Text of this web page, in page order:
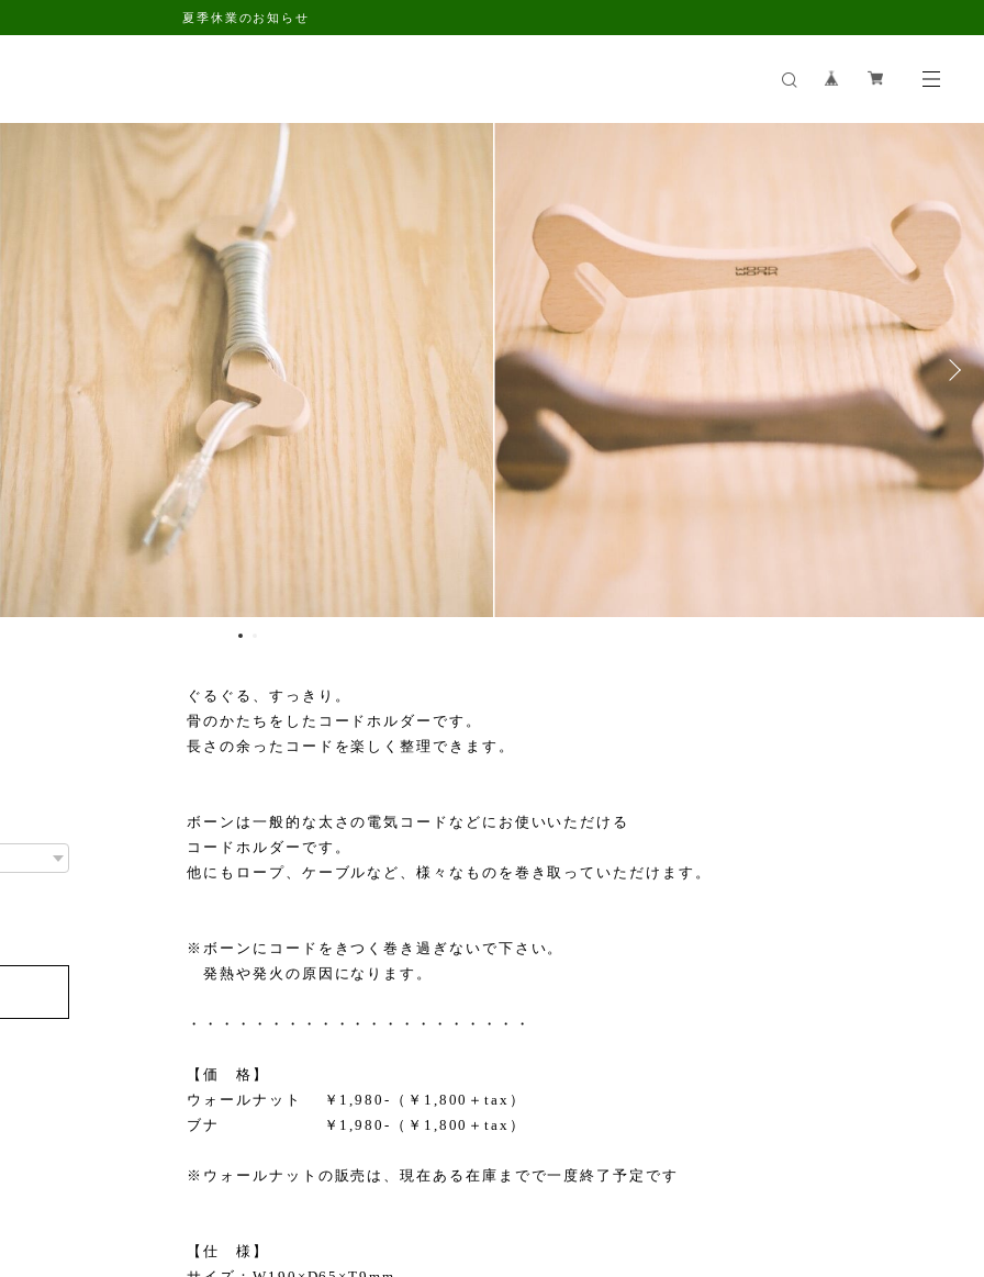
夏季休業のお知らせ
ぐるぐる、すっきり。
骨のかたちをしたコードホルダーです。
長さの余ったコードを楽しく整理できます。
ボーンは一般的な太さの電気コードなどにお使いいただける
コードホルダーです。
他にもロープ、ケーブルなど、様々なものを巻き取っていただけます。
※ボーンにコードをきつく巻き過ぎないで下さい。
発熱や発火の原因になります。
・・・・・・・・・・・・・・・・・・・・・
【価 格】
ウォールナット ￥1,980-（￥1,800＋tax）
ブナ ￥1,980-（￥1,800＋tax）
※ウォールナットの販売は、現在ある在庫までで一度終了予定です
【仕 様】